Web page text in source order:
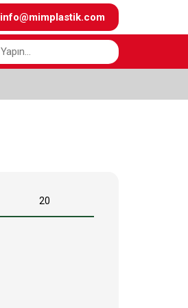
info@mimplastik.com
20